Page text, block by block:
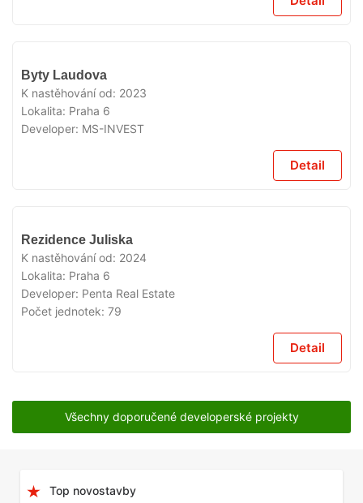
Byty Laudova
K nastěhování od: 2023
Lokalita: Praha 6
Developer: MS-INVEST
Detail
Rezidence Juliska
K nastěhování od: 2024
Lokalita: Praha 6
Developer: Penta Real Estate
Počet jednotek: 79
Detail
Všechny doporučené developerské projekty
Top novostavby